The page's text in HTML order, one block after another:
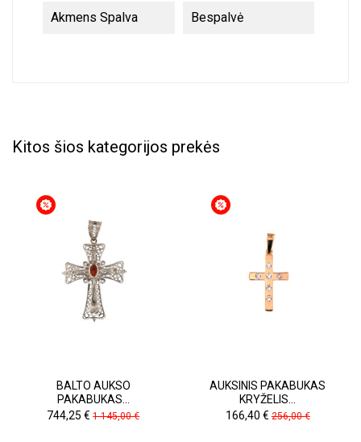
Akmens Spalva Bespalvė
Kitos šios kategorijos prekės
BALTO AUKSO
PAKABUKAS...
Kaina
744,25 € Pradinė
1 145,00 €
AUKSINIS PAKABUKAS
KRYŽELIS...
Kaina
166,40 €Pradinė
256,00 €